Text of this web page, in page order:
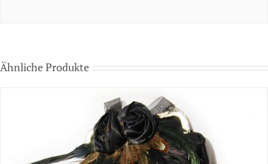
Ähnliche Produkte